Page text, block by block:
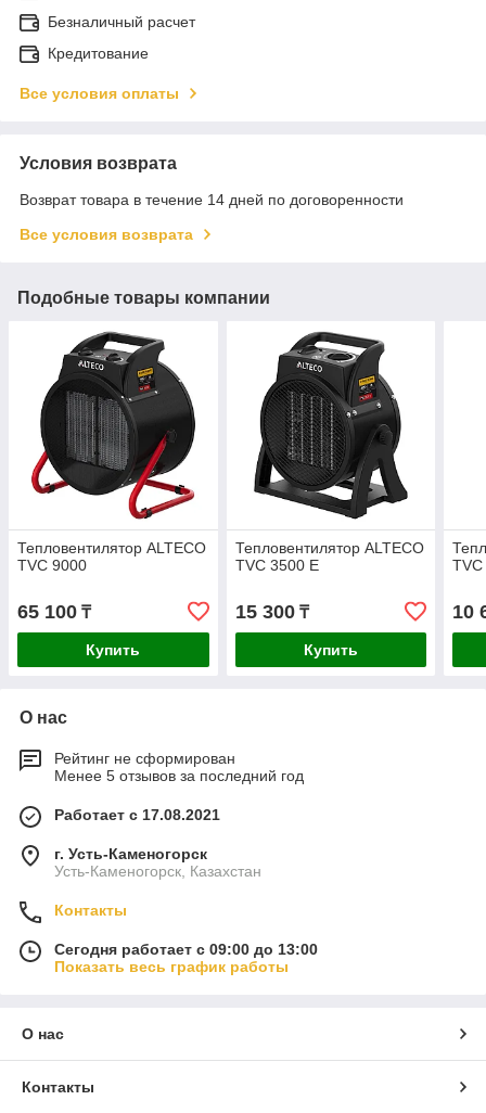
Безналичный расчет
Кредитование
Все условия оплаты
Условия возврата
Возврат товара в течение 14 дней по договоренности
Все условия возврата
Подобные товары компании
Тепловентилятор ALTECO
TVC 9000
65 100 ₸
Купить
Тепловентилятор ALTECO
TVC 3500 E
15 300₸
Купить
TVС
10
О нас
Рейтинг не сформирован
Менее 5 отзывов за последний год
Работает с 17.08.2021
г. Усть-Каменогорск
Усть-Каменогорск, Казахстан
Контакты
Сегодня работает с 09:00 до 13:00
Показать весь график работы
О нас
Контакты